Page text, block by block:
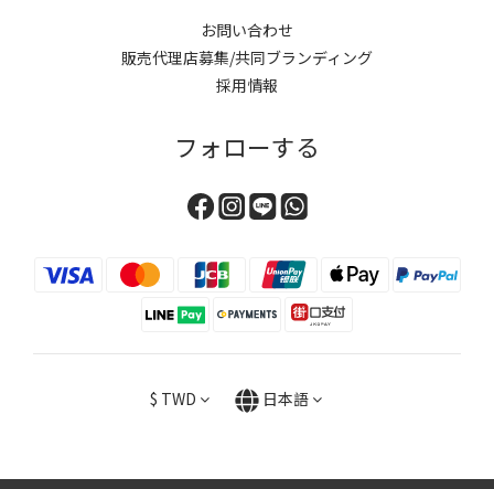
お問い合わせ
販売代理店募集/共同ブランディング
採用情報
フォローする
$ TWD 日本語